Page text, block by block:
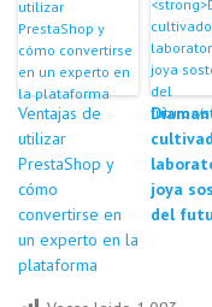
Ventajas de
utilizar
PrestaShop y
cómo
convertirse en
un experto en la
plataforma
joya
del